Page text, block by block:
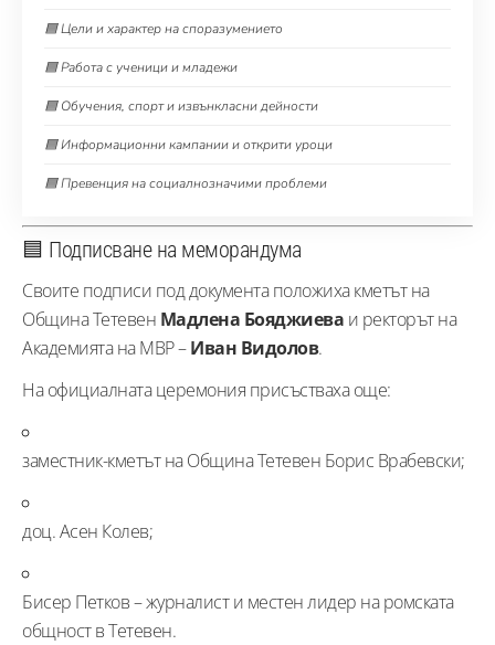
🟦 Цели и характер на споразумението
🟦 Работа с ученици и младежи
🟦 Обучения, спорт и извънкласни дейности
🟦 Информационни кампании и открити уроци
🟦 Превенция на социалнозначими проблеми
🟦 Подписване на меморандума
Своите подписи под документа положиха кметът на
Община Тетевен Мадлена Бояджиева и ректорът на
Академията на МВР –Иван Видолов.
На официалната церемония присъстваха още:
заместник-кметът на Община Тетевен Борис Врабевски;
доц. Асен Колев;
Бисер Петков – журналист и местен лидер на ромската
общност в Тетевен.